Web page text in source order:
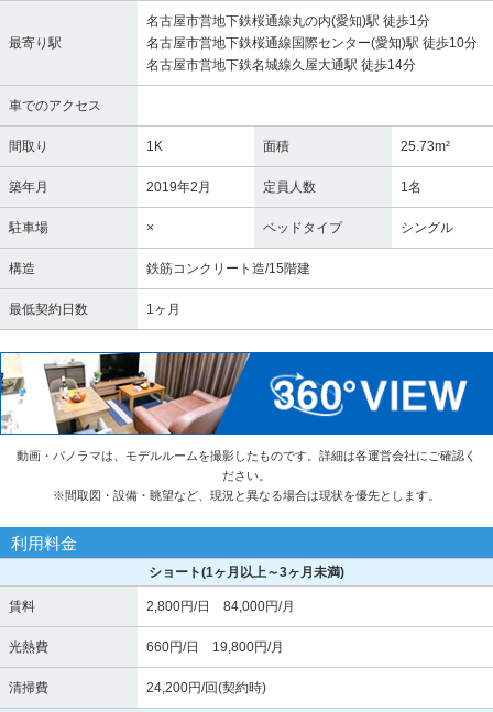
最寄り駅
名古屋市営地下鉄桜通線丸の内(愛知)駅 徒歩1分
名古屋市営地下鉄桜通線国際センター(愛知)駅 徒歩10分
名古屋市営地下鉄名城線久屋大通駅 徒歩14分
車でのアクセス
間取り 1K 面積 25.73m²
築年月 2019年2月 定員人数 1名
駐車場 × ベッドタイプ シングル
構造 鉄筋コンクリート造/15階建
最低契約日数 1ヶ月
動画・パノラマは、モデルルームを撮影したものです。詳細は各運営会社にご確認く
ださい。
※間取図・設備・眺望など、現況と異なる場合は現状を優先とします。
利用料金
ショート(1ヶ月以上～3ヶ月未満)
賃料 2,800円/日 84,000円/月
光熱費 660円/日 19,800円/月
清掃費 24,200円/回(契約時)